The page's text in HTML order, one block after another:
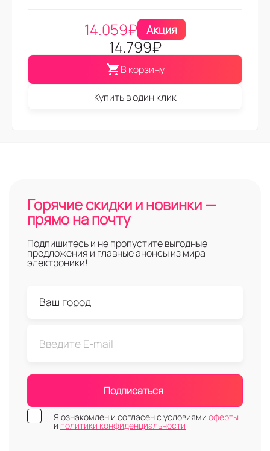
14.059₽ Акция
14.799₽
В корзину
Купить в один клик
Горячие скидки и новинки —
прямо на почту
Подпишитесь и не пропустите выгодные
предложения и главные анонсы из мира
электроники!
Подписаться
Я ознакомлен и согласен с условиями оферты
и политики конфиденциальности